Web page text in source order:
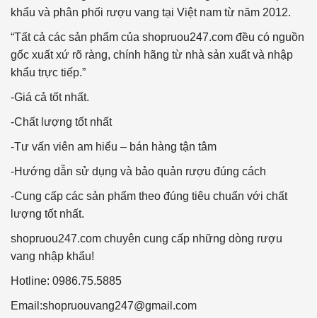
khẩu và phân phối rượu vang tại Việt nam từ năm 2012.
“Tất cả các sản phẩm của shopruou247.com đều có nguồn
gốc xuất xứ rõ ràng, chính hãng từ nhà sản xuất và nhập
khẩu trực tiếp.”
-Giá cả tốt nhất.
-Chất lượng tốt nhất
-Tư vấn viên am hiểu – bán hàng tận tâm
-Hướng dẫn sử dụng và bảo quản rượu đúng cách
-Cung cấp các sản phẩm theo đúng tiêu chuẩn với chất
lượng tốt nhất.
shopruou247.com chuyên cung cấp những dòng rượu
vang nhập khẩu!
Hotline: 0986.75.5885
Email:shopruouvang247@gmail.com